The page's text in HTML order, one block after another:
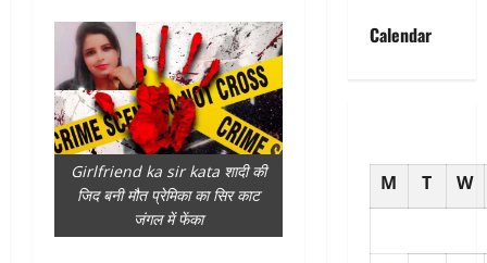
Girlfriend ka sir kata शादी की
जिद बनी मौत प्रेमिका का सिर काट
जंगल में फेंका
Calendar
M T W